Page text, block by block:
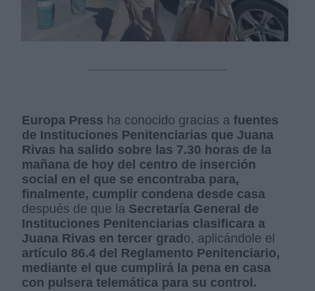
Europa Press ha conocido gracias a fuentes
de Instituciones Penitenciarias que Juana
Rivas ha salido sobre las 7.30 horas de la
mañana de hoy del centro de inserción
social en el que se encontraba para,
finalmente, cumplir condena desde casa
después de que la Secretaría General de
Instituciones Penitenciarias clasificara a
Juana Rivas en tercer grad o, aplicándole el
artículo 86.4 del Reglamento Penitenciario,
mediante el que cumplirá la pena en casa
con pulsera telemática para su control.